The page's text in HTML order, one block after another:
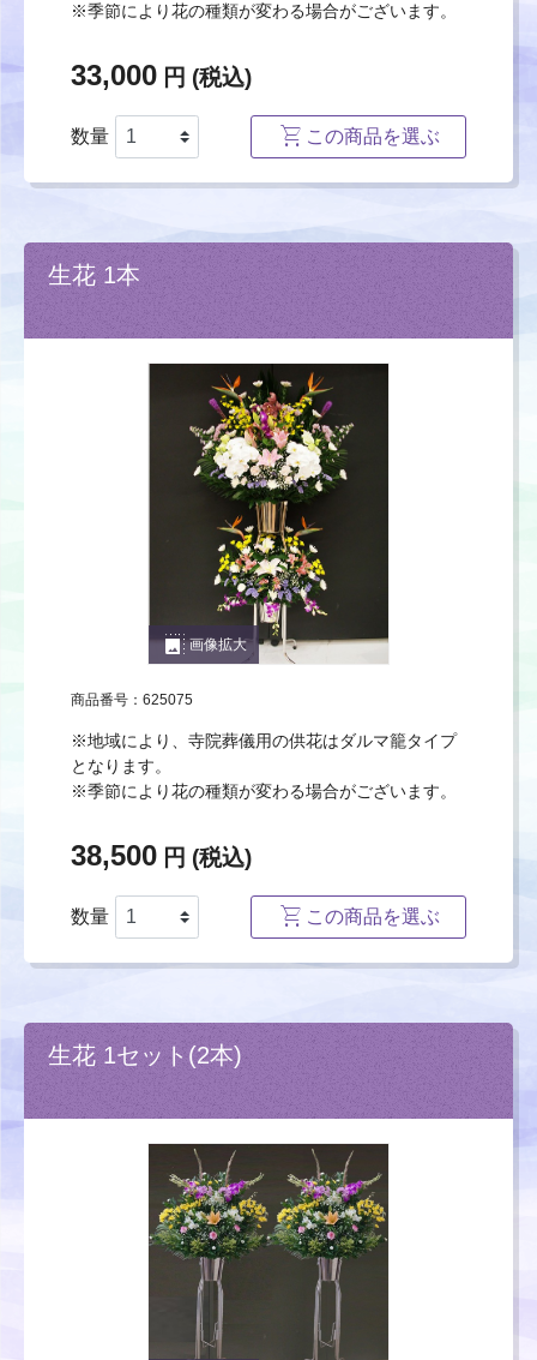
※季節により花の種類が変わる場合がございます。
33,000 円 (税込)
数量 この商品を選ぶ
生花 1本
photo_size_select_large画像拡大
商品番号：625075
※地域により、寺院葬儀用の供花はダルマ籠タイプ
となります。
※季節により花の種類が変わる場合がございます。
38,500 円 (税込)
数量 この商品を選ぶ
生花 1セット(2本)